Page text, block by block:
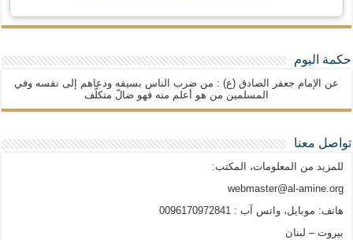
حكمة اليوم
عن الإمام جعفر الصادق (ع) : من ضرب الناس بسيفه ودعاهم إلى نفسه وفي
المسلمين من هو أعلم منه فهو ضالّ متكلّف
تواصل معنا
للمزيد من المعلومات، المكتب:
webmaster@al-amine.org
هاتف: موبايل، واتس آب : 0096170972841
بيروت – لبنان